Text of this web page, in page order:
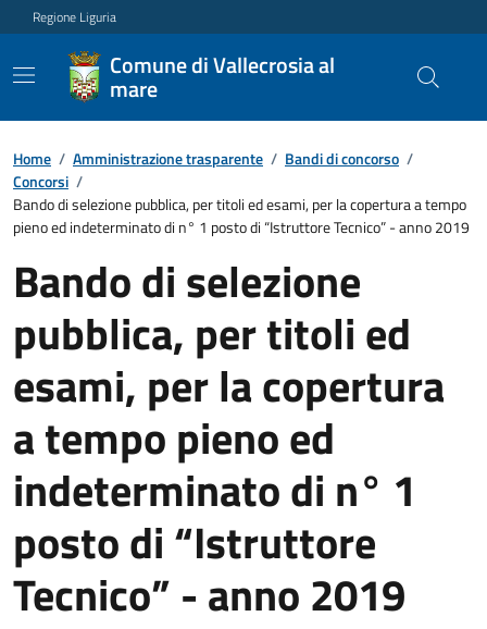
Regione Liguria
Comune di Vallecrosia al
mare
Home / Amministrazione trasparente / Bandi di concorso /
Concorsi /
Bando di selezione pubblica, per titoli ed esami, per la copertura a tempo
pieno ed indeterminato di n° 1 posto di “Istruttore Tecnico” - anno 2019
Bando di selezione
pubblica, per titoli ed
esami, per la copertura
a tempo pieno ed
indeterminato di n° 1
posto di “Istruttore
Tecnico” - anno 2019